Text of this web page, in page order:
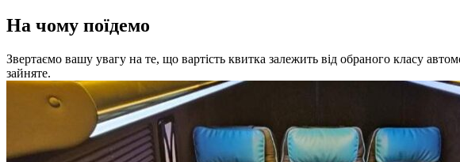
На чому поїдемо
Звертаємо вашу увагу на те, що вартість квитка залежить від обраного класу
зайняте.